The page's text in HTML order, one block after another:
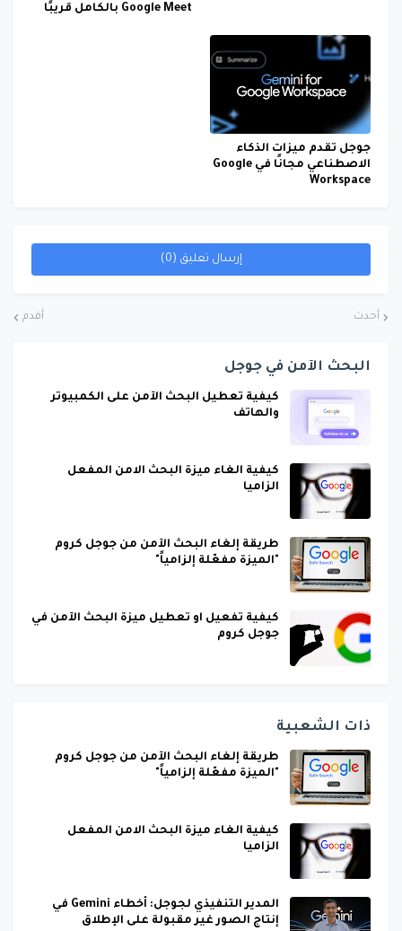
Google Meet بالكامل قريبًا
جوجل تقدم ميزات الذكاء
الاصطناعي مجانًا في Google
Workspace
إرسال تعليق (0)
أحدث أقدم
البحث الآمن في جوجل
كيفية تعطيل البحث الآمن على الكمبيوتر
والهاتف
كيفية الغاء ميزة البحث الامن المفعل
الزاميا
طريقة إلغاء البحث الآمن من جوجل كروم
"الميزة مفعّلة إلزامياً"
كيفية تفعيل او تعطيل ميزة البحث الآمن في
جوجل كروم
ذات الشعبية
طريقة إلغاء البحث الآمن من جوجل كروم
"الميزة مفعّلة إلزامياً"
كيفية الغاء ميزة البحث الامن المفعل
الزاميا
المدير التنفيذي لجوجل: أخطاء Gemini في
إنتاج الصور غير مقبولة على الإطلاق